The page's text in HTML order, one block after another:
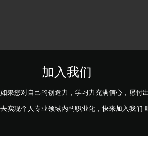
加入我们
如果您对自己的创造力，学习力充满信心，愿付
去实现个人专业领域内的职业化，快来加入我们